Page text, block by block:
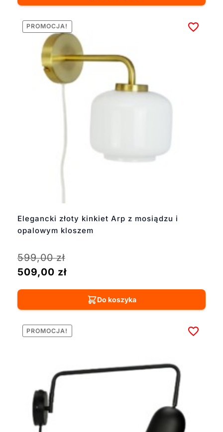
Elegancki złoty kinkiet Arp z mosiądzu i
opalowym kloszem
PROMOCJA!
599,00zł
509,00 zł
Do koszyka
PROMOCJA!